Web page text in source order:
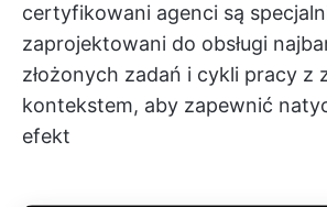
certyfikowani agenci są
zaprojektowani do obsługi
złożonych zadań i cykli pracy z
kontekstem, aby zapewnić
efekt